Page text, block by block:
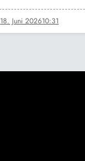
18. Juni 202610:31